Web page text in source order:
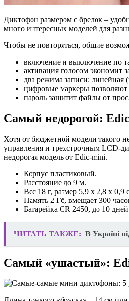
Диктофон размером с брелок –
много интересных моделей для
Чтобы не повторяться, общие
включение и выключение по
активация голосом экономит
два режима записи: линейная
цифровые маркеры позволяют
пароль защитит файлы от
Самый недорогой:
Хотя от бюджетной модели
управления и трехстрочным LCD-
недорогая модель от Edic-mini.
Корпус пластиковый.
Расстояние до 9 м.
Вес 18 г, размер 5,9 x 2,8 x 0,9
Память 2 Гб, вмещает 300
Батарейка CR 2450, до 10
ЧИТАТЬ ТАКЖЕ: В Україні
Самый «ушастый»: